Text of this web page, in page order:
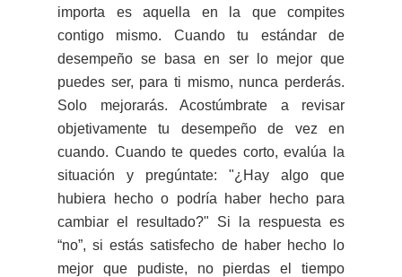
importa es aquella en la que compites
contigo mismo. Cuando tu estándar de
desempeño se basa en ser lo mejor que
puedes ser, para ti mismo, nunca perderás.
Solo mejorarás. Acostúmbrate a revisar
objetivamente tu desempeño de vez en
cuando. Cuando te quedes corto, evalúa la
situación y pregúntate: "¿Hay algo que
hubiera hecho o podría haber hecho para
cambiar el resultado?" Si la respuesta es
“no”, si estás satisfecho de haber hecho lo
mejor que pudiste, no pierdas el tiempo